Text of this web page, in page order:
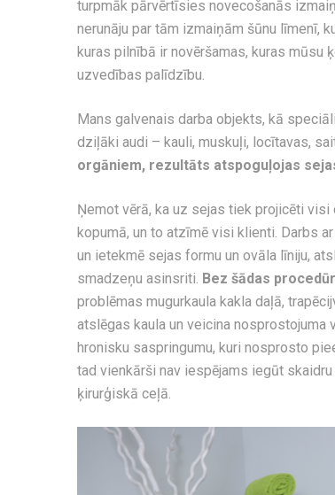
turpmāk pārvērtīsies novecošanās
nerunāju par tām izmaiņām šūnu līmenī,
kuras pilnībā ir novēršamas, kuras mūsu
uzvedības palīdzību.
Mans galvenais darba objekts, kā
dziļāki audi – kauli, muskuļi, locītavas,
orgāniem, rezultāts atspoguļojas
Ņemot vērā, ka uz sejas tiek projicēti
kopumā, un to atzīmē visi klienti. Darbs
un ietekmē sejas formu un ovāla līniju,
smadzeņu asinsriti. Bez šādas
problēmas mugurkaula kakla daļā,
atslēgas kaula un veicina
hronisku saspringumu, kuri nosprosto
tad vienkārši nav iespējams iegūt
ķirurģiskā ceļā.